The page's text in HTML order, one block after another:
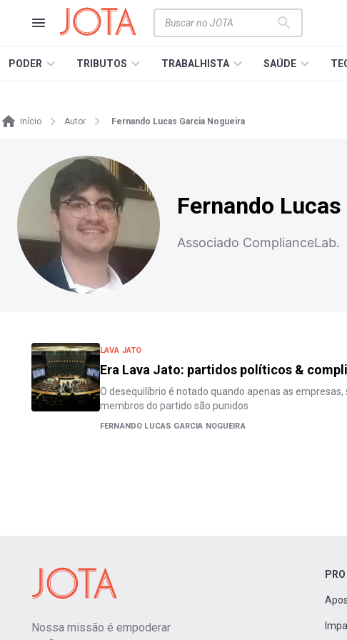
PODER TRIBUTOS TRABALHISTA SAÚDE
Início Autor Fernando Lucas Garcia Nogueira
Fernando
Associado ComplianceLab.
LAVA JATO
Era Lava Jato: partidos políticos &
O desequilíbrio é notado quando apenas as empresas,
membros do partido são punidos
FERNANDO LUCAS GARCIA NOGUEIRA
Nossa missão é empoderar